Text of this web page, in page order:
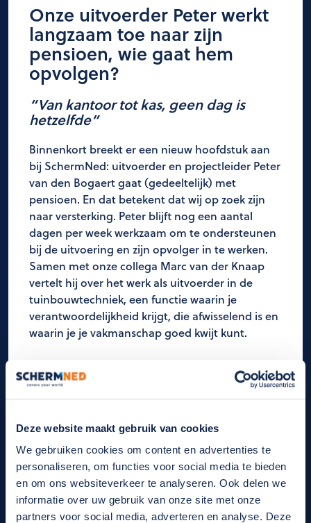
Deze website maakt gebruik van cookies
We gebruiken cookies om content en advertenties te
personaliseren, om functies voor social media te bieden
en om ons websiteverkeer te analyseren. Ook delen we
informatie over uw gebruik van onze site met onze
partners voor social media, adverteren en analyse. Deze
Onze uitvoerder Peter werkt
langzaam toe naar zijn
pensioen, wie gaat hem
opvolgen?
“Van kantoor tot kas, geen dag is
hetzelfde”
Binnenkort breekt er een nieuw hoofdstuk aan
bij SchermNed: uitvoerder en projectleider Peter
van den Bogaert gaat (gedeeltelijk) met
pensioen. En dat betekent dat wij op zoek zijn
naar versterking. Peter blijft nog een aantal
dagen per week werkzaam om te ondersteunen
bij de uitvoering en zijn opvolger in te werken.
Samen met onze collega Marc van der Knaap
vertelt hij over het werk als uitvoerder in de
tuinbouwtechniek, een functie waarin je
verantwoordelijkheid krijgt, die afwisselend is en
waarin je je vakmanschap goed kwijt kunt.
LEES MEER